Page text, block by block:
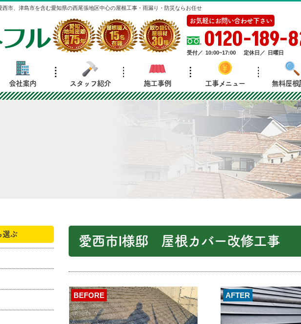
市、津島市を含む愛知県の西尾張地区中心の屋根工事・雨漏り・防災ならお任せ
お気軽にお問い合わせ下さい
0120-189-
受付／ 10:00~17:00 定休日／ 日曜日
会社案内 スタッフ紹介 施工事例 工事メニュー 無料屋根
愛西市I様邸 屋根カバー改修工事
BEFORE AFTER
選ぶ